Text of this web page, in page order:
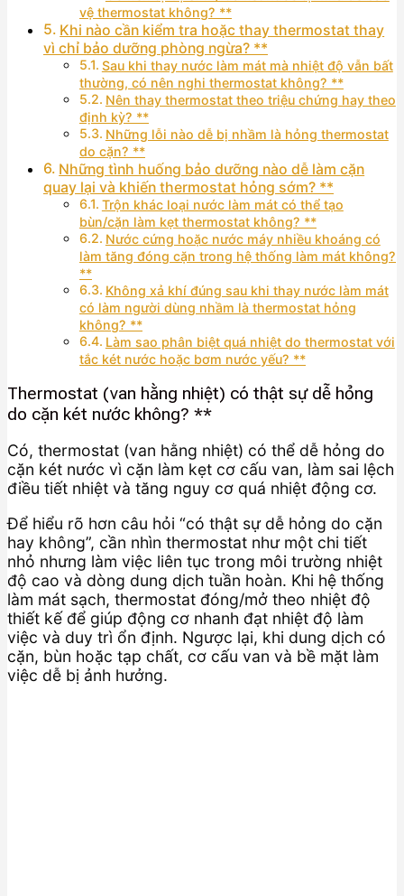
vệ thermostat không? **
Khi nào cần kiểm tra hoặc thay thermostat thay
vì chỉ bảo dưỡng phòng ngừa? **
Sau khi thay nước làm mát mà nhiệt độ vẫn bất
thường, có nên nghi thermostat không? **
Nên thay thermostat theo triệu chứng hay theo
định kỳ? **
Những lỗi nào dễ bị nhầm là hỏng thermostat
do cặn? **
Những tình huống bảo dưỡng nào dễ làm cặn
quay lại và khiến thermostat hỏng sớm? **
Trộn khác loại nước làm mát có thể tạo
bùn/cặn làm kẹt thermostat không? **
Nước cứng hoặc nước máy nhiều khoáng có
làm tăng đóng cặn trong hệ thống làm mát không?
**
Không xả khí đúng sau khi thay nước làm mát
có làm người dùng nhầm là thermostat hỏng
không? **
Làm sao phân biệt quá nhiệt do thermostat với
tắc két nước hoặc bơm nước yếu? **
Thermostat (van hằng nhiệt) có thật sự dễ hỏng
do cặn két nước không? **
Có, thermostat (van hằng nhiệt) có thể dễ hỏng do
cặn két nước vì cặn làm kẹt cơ cấu van, làm sai lệch
điều tiết nhiệt và tăng nguy cơ quá nhiệt động cơ.
Để hiểu rõ hơn câu hỏi “có thật sự dễ hỏng do cặn
hay không”, cần nhìn thermostat như một chi tiết
nhỏ nhưng làm việc liên tục trong môi trường nhiệt
độ cao và dòng dung dịch tuần hoàn. Khi hệ thống
làm mát sạch, thermostat đóng/mở theo nhiệt độ
thiết kế để giúp động cơ nhanh đạt nhiệt độ làm
việc và duy trì ổn định. Ngược lại, khi dung dịch có
cặn, bùn hoặc tạp chất, cơ cấu van và bề mặt làm
việc dễ bị ảnh hưởng.